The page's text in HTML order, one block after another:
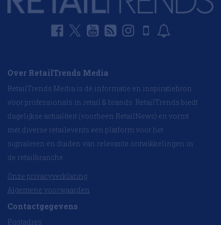
Over RetailTrends Media
RetailTrends Media is dé informatie en inspiratiebron
voor professionals in retail & brands. RetailTrends biedt
dagelijkse actualiteit (voorheen RetailNews) en vormt
met diverse retailevents een platform voor het
signaleren en duiden van relevante ontwikkelingen in
de retailbranche.
Onze privacyverklaring
Algemene voorwaarden
Contactgegevens
Postadres